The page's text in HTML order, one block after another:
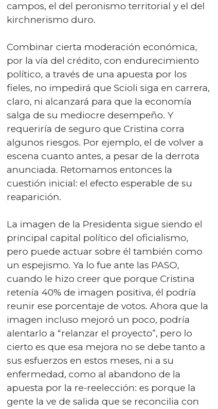
campos, el del peronismo territorial y el del
kirchnerismo duro.
Combinar cierta moderación económica,
por la vía del crédito, con endurecimiento
político, a través de una apuesta por los
fieles, no impedirá que Scioli siga en carrera,
claro, ni alcanzará para que la economía
salga de su mediocre desempeño. Y
requeriría de seguro que Cristina corra
algunos riesgos. Por ejemplo, el de volver a
escena cuanto antes, a pesar de la derrota
anunciada. Retomamos entonces la
cuestión inicial: el efecto esperable de su
reaparición.
La imagen de la Presidenta sigue siendo el
principal capital político del oficialismo,
pero puede actuar sobre él también como
un espejismo. Ya lo fue ante las PASO,
cuando le hizo creer que porque Cristina
retenía 40% de imagen positiva, él podría
reunir ese porcentaje de votos. Ahora que la
imagen incluso mejoró un poco, podría
alentarlo a “relanzar el proyecto”, pero lo
cierto es que esa mejora no se debe tanto a
sus esfuerzos en estos meses, ni a su
enfermedad, como al abandono de la
apuesta por la re-reelección: es porque la
gente la ve de salida que se reconcilia con